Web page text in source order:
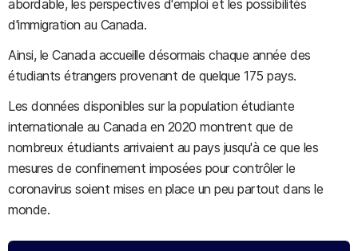
abordable, les perspectives d'emploi et les possibilités
d'immigration au Canada.
Ainsi, le Canada accueille désormais chaque année des
étudiants étrangers provenant de quelque 175 pays.
Les données disponibles sur la population étudiante
internationale au Canada en 2020 montrent que de
nombreux étudiants arrivaient au pays jusqu'à ce que les
mesures de confinement imposées pour contrôler le
coronavirus soient mises en place un peu partout dans le
monde.